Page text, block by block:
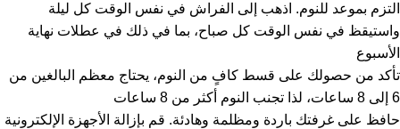
التزم بموعد للنوم. اذهب إلى الفراش في نفس الوقت كل ليلة
واستيقظ في نفس الوقت كل صباح، بما في ذلك في عطلات نهاية
الأسبوع
تأكد من حصولك على قسط كافٍ من النوم، يحتاج معظم البالغين من
6 إلى 8 ساعات، لذا تجنب النوم أكثر من 8 ساعات
حافظ على غرفتك باردة ومظلمة وهادئة. قم بإزالة الأجهزة الإلكترونية